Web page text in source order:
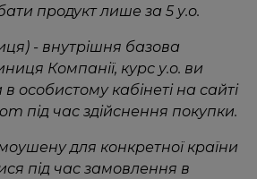
продукт лише за 5 у.о.
- внутрішня базова
Компанії, курс у.о. ви
особистому кабінеті на сайті
під час здійснення покупки.
для конкретної країни
під час замовлення в